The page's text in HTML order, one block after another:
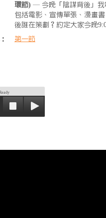
環節) — 今晚「陰謀背後」我
包括電影、宣傳單張、漫畫
後誰在策劃？約定大家今晚
第一節